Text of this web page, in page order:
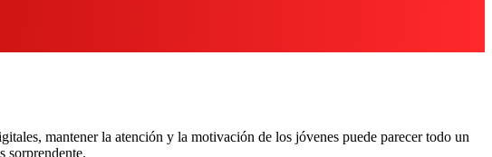
mantener la atención y la motivación de los jóvenes puede parecer todo un
sorprendente.